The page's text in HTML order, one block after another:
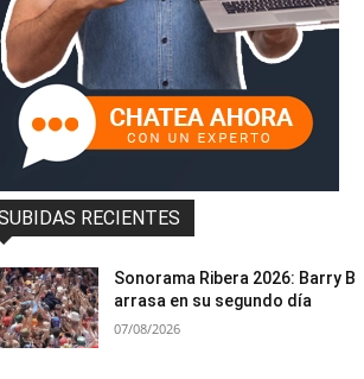
RECIENTES
Sonorama Ribera 2026: Barry B
arrasa en su segundo día
07/08/2026